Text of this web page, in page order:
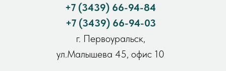
+7 (3439) 66-94-84
+7 (3439) 66-94-03
г. Первоуральск,
ул.Малышева 45, офис 10